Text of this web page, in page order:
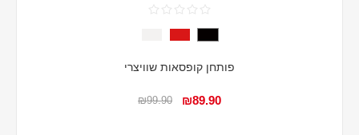
פותחן קופסאות שוויצרי
₪89.90
₪99.90